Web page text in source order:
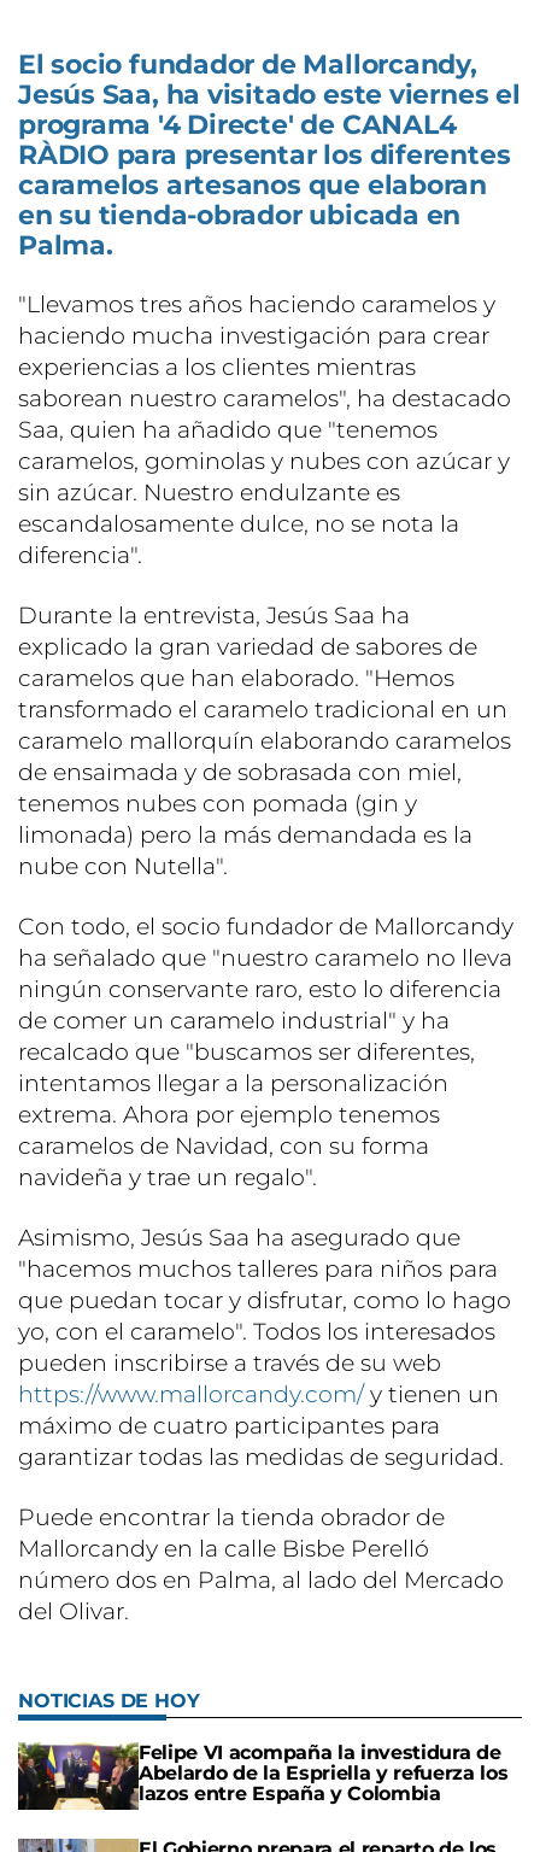
El socio fundador de Mallorcandy,
Jesús Saa, ha visitado este viernes el
programa '4 Directe' de CANAL4
RÀDIO para presentar los diferentes
caramelos artesanos que elaboran
en su tienda-obrador ubicada en
Palma.
"Llevamos tres años haciendo caramelos y
haciendo mucha investigación para crear
experiencias a los clientes mientras
saborean nuestro caramelos", ha destacado
Saa, quien ha añadido que "tenemos
caramelos, gominolas y nubes con azúcar y
sin azúcar. Nuestro endulzante es
escandalosamente dulce, no se nota la
diferencia".
Durante la entrevista, Jesús Saa ha
explicado la gran variedad de sabores de
caramelos que han elaborado. "Hemos
transformado el caramelo tradicional en un
caramelo mallorquín elaborando caramelos
de ensaimada y de sobrasada con miel,
tenemos nubes con pomada (gin y
limonada) pero la más demandada es la
nube con Nutella".
Con todo, el socio fundador de Mallorcandy
ha señalado que "nuestro caramelo no lleva
ningún conservante raro, esto lo diferencia
de comer un caramelo industrial" y ha
recalcado que "buscamos ser diferentes,
intentamos llegar a la personalización
extrema. Ahora por ejemplo tenemos
caramelos de Navidad, con su forma
navideña y trae un regalo".
Asimismo, Jesús Saa ha asegurado que
"hacemos muchos talleres para niños para
que puedan tocar y disfrutar, como lo hago
yo, con el caramelo". Todos los interesados
pueden inscribirse a través de su web
https://www.mallorcandy.com/y tienen un
máximo de cuatro participantes para
garantizar todas las medidas de seguridad.
Puede encontrar la tienda obrador de
Mallorcandy en la calle Bisbe Perelló
número dos en Palma, al lado del Mercado
del Olivar.
NOTICIAS DE HOY
Felipe VI acompaña la investidura de
Abelardo de la Espriella y refuerza los
lazos entre España y Colombia